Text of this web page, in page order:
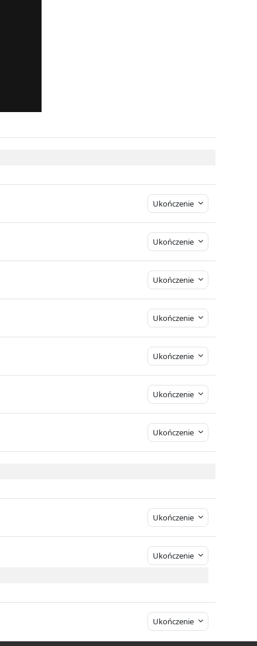
Ukończenie
Ukończenie
Ukończenie
Ukończenie
Ukończenie
Ukończenie
Ukończenie
Ukończenie
Ukończenie
Ukończenie